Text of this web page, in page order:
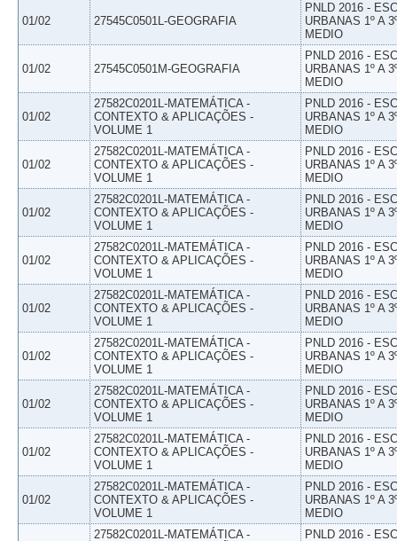
01/02 27545C0501L-GEOGRAFIA
PNLD 2016 -
URBANAS 1º A
MEDIO
01/02 27545C0501M-GEOGRAFIA
PNLD 2016 -
URBANAS 1º A
MEDIO
01/02
27582C0201L-MATEMÁTICA -
CONTEXTO & APLICAÇÕES -
VOLUME 1
PNLD 2016 -
URBANAS 1º A
MEDIO
01/02
27582C0201L-MATEMÁTICA -
CONTEXTO & APLICAÇÕES -
VOLUME 1
PNLD 2016 -
URBANAS 1º A
MEDIO
01/02
27582C0201L-MATEMÁTICA -
CONTEXTO & APLICAÇÕES -
VOLUME 1
PNLD 2016 -
URBANAS 1º A
MEDIO
01/02
27582C0201L-MATEMÁTICA -
CONTEXTO & APLICAÇÕES -
VOLUME 1
PNLD 2016 -
URBANAS 1º A
MEDIO
01/02
27582C0201L-MATEMÁTICA -
CONTEXTO & APLICAÇÕES -
VOLUME 1
PNLD 2016 -
URBANAS 1º A
MEDIO
01/02
27582C0201L-MATEMÁTICA -
CONTEXTO & APLICAÇÕES -
VOLUME 1
PNLD 2016 -
URBANAS 1º A
MEDIO
01/02
27582C0201L-MATEMÁTICA -
CONTEXTO & APLICAÇÕES -
VOLUME 1
PNLD 2016 -
URBANAS 1º A
MEDIO
01/02
27582C0201L-MATEMÁTICA -
CONTEXTO & APLICAÇÕES -
VOLUME 1
PNLD 2016 -
URBANAS 1º A
MEDIO
01/02
27582C0201L-MATEMÁTICA -
CONTEXTO & APLICAÇÕES -
VOLUME 1
PNLD 2016 -
URBANAS 1º A
MEDIO
27582C0201L-MATEMÁTICA -
PNLD 2016 -